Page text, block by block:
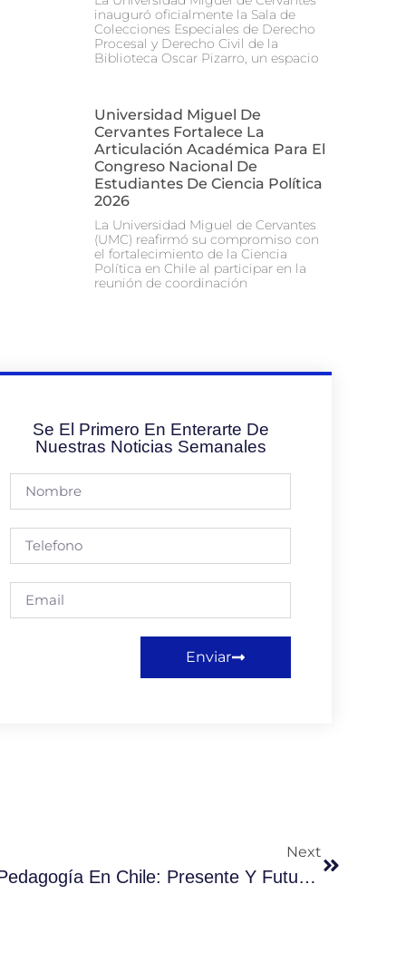
inauguró oficialmente la Sala de
Colecciones Especiales de Derecho
Procesal y Derecho Civil de la
Biblioteca Oscar Pizarro, un espacio
Universidad Miguel De
Cervantes Fortalece La
Articulación Académica Para El
Congreso Nacional De
Estudiantes De Ciencia Política
2026
La Universidad Miguel de Cervantes
(UMC) reafirmó su compromiso con
el fortalecimiento de la Ciencia
Política en Chile al participar en la
reunión de coordinación
Se El Primero En Enterarte De
Nuestras Noticias Semanales
Enviar
Next
Análisis De Carreras De Pedagogía En Chile: Presente Y Futuro. Dra. Ana Luz Durán